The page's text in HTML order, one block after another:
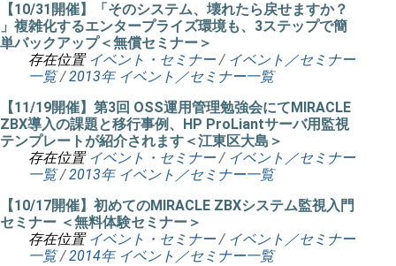
【10/31開催】「そのシステム、壊れたら戻せますか？
」複雑化するエンタープライズ環境も、3ステップで簡
単バックアップ＜無償セミナー＞
存在位置 イベント・セミナー / イベント／セミナー
一覧 /2013年 イベント／セミナー一覧
【11/19開催】第3回 OSS運用管理勉強会にてMIRACLE
ZBX導入の課題と移行事例、HP ProLiantサーバ用監視
テンプレートが紹介されます＜江東区大島＞
存在位置 イベント・セミナー / イベント／セミナー
一覧 /2013年 イベント／セミナー一覧
【10/17開催】初めてのMIRACLE ZBXシステム監視入門
セミナー ＜無料体験セミナー＞
存在位置 イベント・セミナー / イベント／セミナー
一覧 /2014年 イベント／セミナー一覧